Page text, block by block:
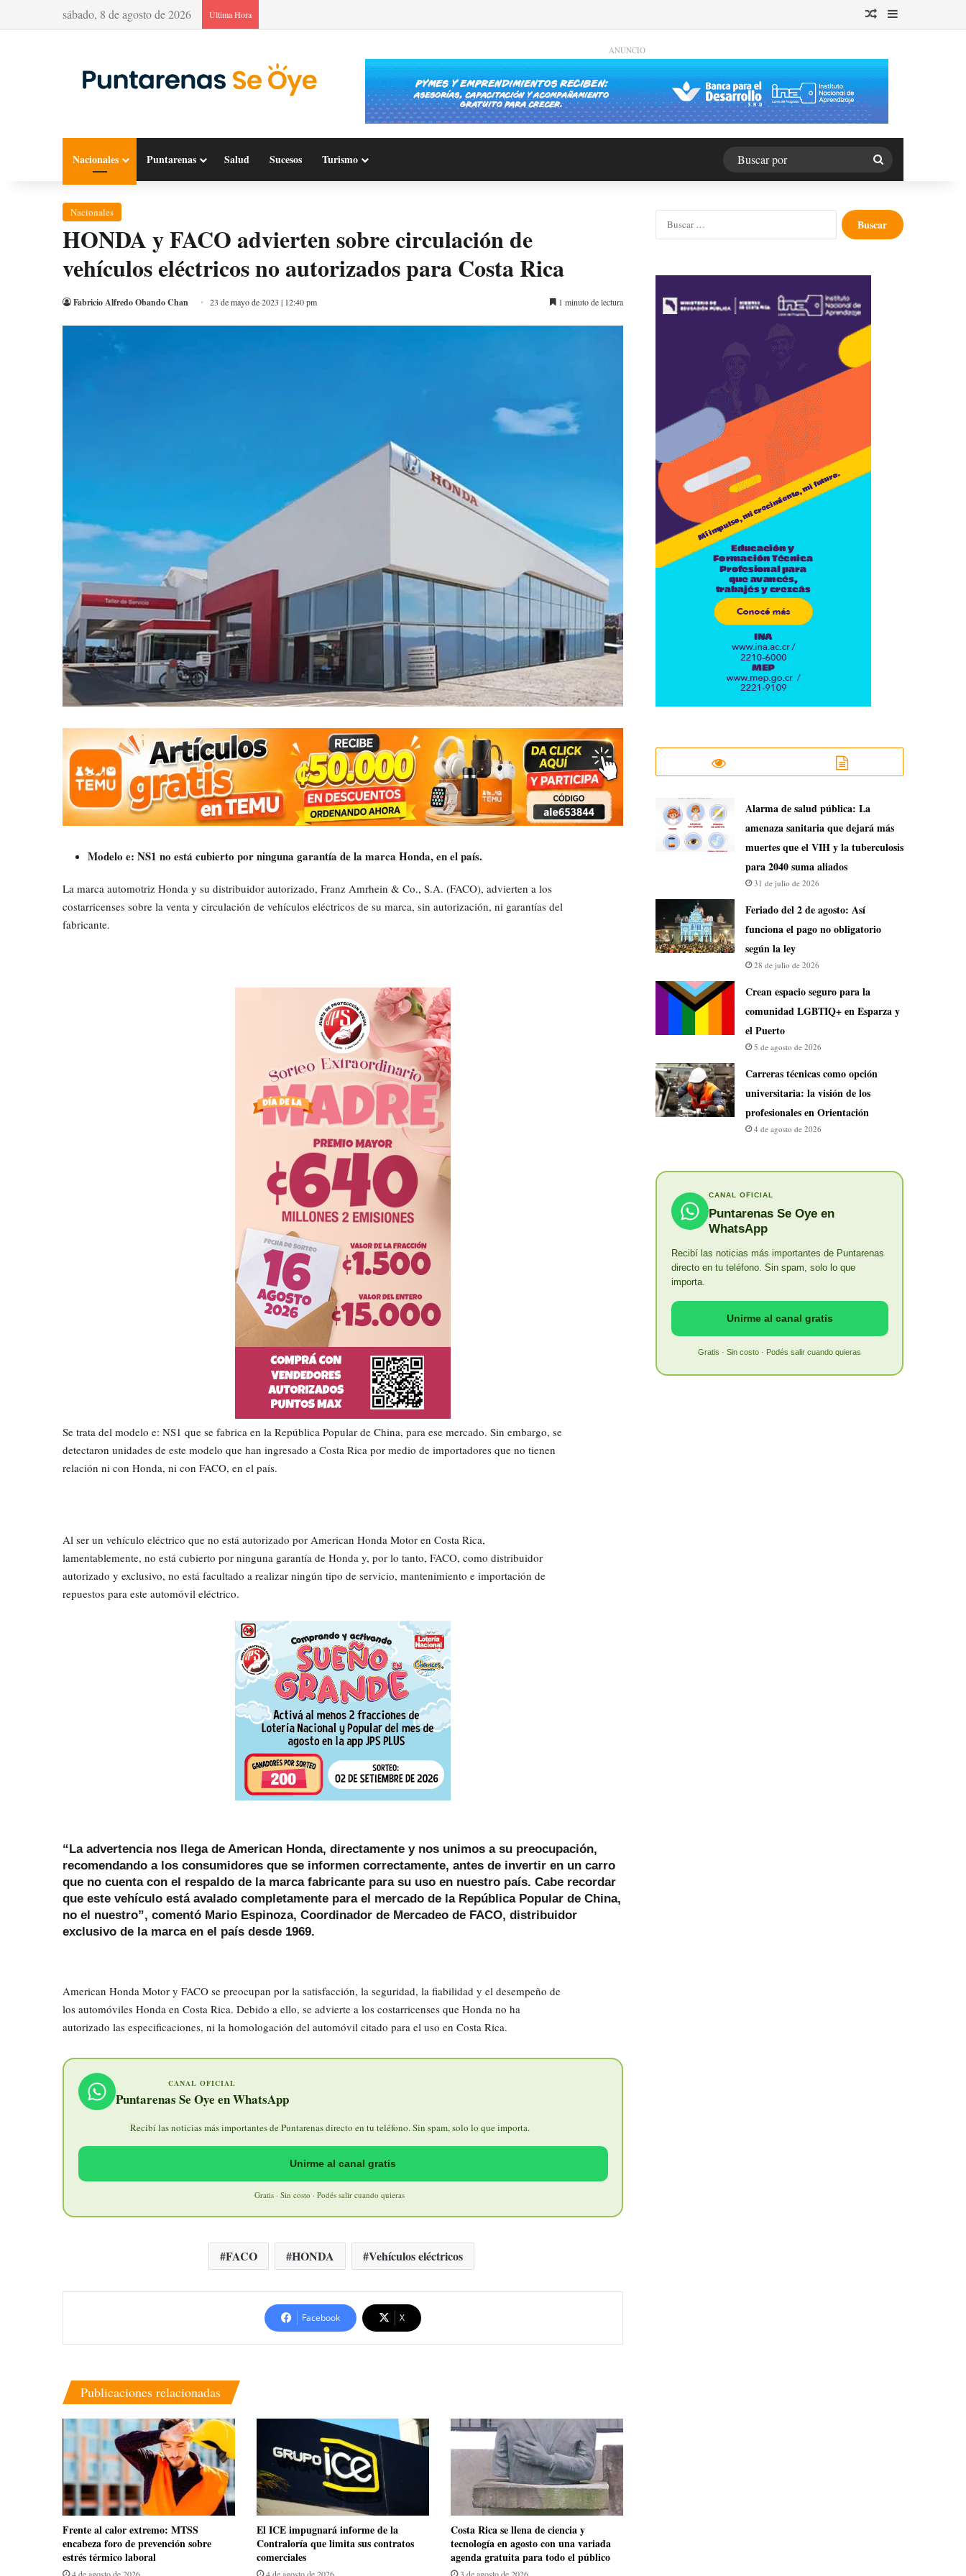
sábado, 8 de agosto de 2026 Última Hora Publicación al azar
Barra lateral
ANUNCIO
Nacionales Puntarenas Salud Sucesos Turismo
Buscar
por
Nacionales
HONDA y FACO advierten sobre circulación de
vehículos eléctricos no autorizados para Costa Rica
Fabricio Alfredo Obando Chan 23 de mayo de 2023 | 12:40 pm 1 minuto de lectura
Modelo e: NS1 no está cubierto por ninguna garantía de la marca Honda, en el país.
La marca automotriz Honda y su distribuidor autorizado, Franz Amrhein & Co., S.A. (FACO), advierten a los
costarricenses sobre la venta y circulación de vehículos eléctricos de su marca, sin autorización, ni garantías del
fabricante.
Se trata del modelo e: NS1 que se fabrica en la República Popular de China, para ese mercado. Sin embargo, se
detectaron unidades de este modelo que han ingresado a Costa Rica por medio de importadores que no tienen
relación ni con Honda, ni con FACO, en el país.
Al ser un vehículo eléctrico que no está autorizado por American Honda Motor en Costa Rica,
lamentablemente, no está cubierto por ninguna garantía de Honda y, por lo tanto, FACO, como distribuidor
autorizado y exclusivo, no está facultado a realizar ningún tipo de servicio, mantenimiento e importación de
repuestos para este automóvil eléctrico.
“La advertencia nos llega de American Honda, directamente y nos unimos a su preocupación,
recomendando a los consumidores que se informen correctamente, antes de invertir en un carro
que no cuenta con el respaldo de la marca fabricante para su uso en nuestro país. Cabe recordar
que este vehículo está avalado completamente para el mercado de la República Popular de China,
no el nuestro”, comentó Mario Espinoza, Coordinador de Mercadeo de FACO, distribuidor
exclusivo de la marca en el país desde 1969.
American Honda Motor y FACO se preocupan por la satisfacción, la seguridad, la fiabilidad y el desempeño de
los automóviles Honda en Costa Rica. Debido a ello, se advierte a los costarricenses que Honda no ha
autorizado las especificaciones, ni la homologación del automóvil citado para el uso en Costa Rica.
CANAL OFICIAL
Puntarenas Se Oye en WhatsApp
Recibí las noticias más importantes de Puntarenas directo en tu teléfono. Sin spam, solo lo que importa.
Unirme al canal gratis
Gratis · Sin costo · Podés salir cuando quieras
FACO HONDA Vehículos eléctricos
Facebook X
Publicaciones relacionadas
Frente al calor extremo: MTSS
encabeza foro de prevención sobre
estrés térmico laboral
El ICE impugnará informe de la
Contraloría que limita sus contratos
comerciales
​Costa Rica se llena de ciencia y
tecnología en agosto con una variada
agenda gratuita para todo el público
Buscar:
​Alarma de salud pública: La
amenaza sanitaria que dejará más
muertes que el VIH y la tuberculosis
para 2040 suma aliados
31 de julio de 2026
Feriado del 2 de agosto: Así
funciona el pago no obligatorio
según la ley
28 de julio de 2026
Crean espacio seguro para la
comunidad LGBTIQ+ en Esparza y
el Puerto
5 de agosto de 2026
Carreras técnicas como opción
universitaria: la visión de los
profesionales en Orientación
4 de agosto de 2026
CANAL OFICIAL
Puntarenas Se Oye en
WhatsApp
Recibí las noticias más importantes de Puntarenas
directo en tu teléfono. Sin spam, solo lo que
importa.
Unirme al canal gratis
Gratis · Sin costo · Podés salir cuando quieras